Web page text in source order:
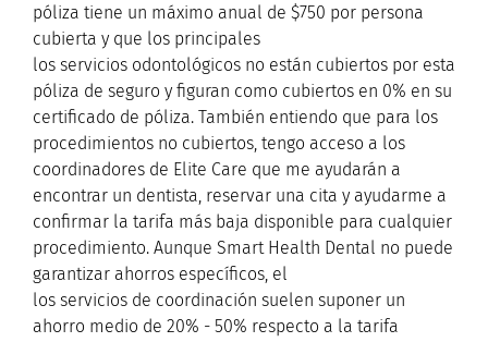
póliza tiene un máximo anual de $750 por persona
cubierta y que los principales
los servicios odontológicos no están cubiertos por esta
póliza de seguro y figuran como cubiertos en 0% en su
certificado de póliza. También entiendo que para los
procedimientos no cubiertos, tengo acceso a los
coordinadores de Elite Care que me ayudarán a
encontrar un dentista, reservar una cita y ayudarme a
confirmar la tarifa más baja disponible para cualquier
procedimiento. Aunque Smart Health Dental no puede
garantizar ahorros específicos, el
los servicios de coordinación suelen suponer un
ahorro medio de 20% - 50% respecto a la tarifa